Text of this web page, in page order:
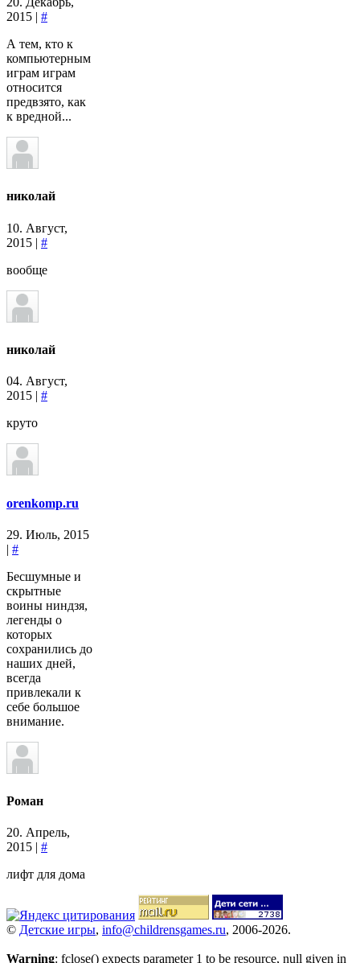
2015 | #
А тем, кто к
компьютерным
играм играм
относится
предвзято, как
к вредной...
николай
10. Август,
2015 | #
вообще
николай
04. Август,
2015 | #
круто
orenkomp.ru
29. Июль, 2015
| #
Бесшумные и
скрытные
воины ниндзя,
легенды о
которых
сохранились до
наших дней,
всегда
привлекали к
себе большое
внимание.
Роман
20. Апрель,
2015 | #
лифт для дома
© Детские игры, info@childrensgames.ru, 2006-2026.
Warning: fclose() expects parameter 1 to be resource, null given in